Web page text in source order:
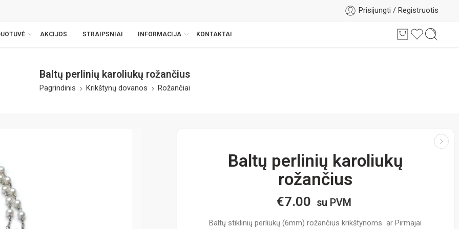
Prisijungti / Registruotis
AKCIJOS STRAIPSNIAI INFORMACIJA KONTAKTAI
Baltų perlinių karoliukų rožančius
Pagrindinis Krikštynų dovanos Rožančiai
Baltų perlinių karoliukų
rožančius
€7.00 su PVM
Baltų stiklinių perliukų (6mm) rožančius krikštynoms ar Pirmajai